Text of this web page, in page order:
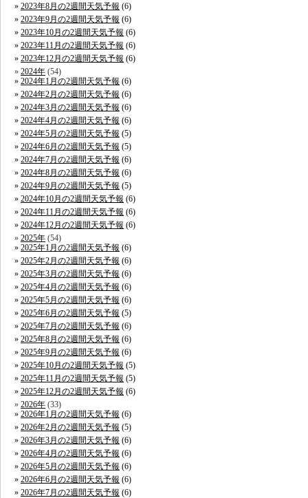
2023年8月の2週間天気予報 (6)
2023年9月の2週間天気予報 (6)
2023年10月の2週間天気予報 (6)
2023年11月の2週間天気予報 (6)
2023年12月の2週間天気予報 (6)
2024年 (54)
2024年1月の2週間天気予報 (6)
2024年2月の2週間天気予報 (6)
2024年3月の2週間天気予報 (6)
2024年4月の2週間天気予報 (6)
2024年5月の2週間天気予報 (5)
2024年6月の2週間天気予報 (5)
2024年7月の2週間天気予報 (6)
2024年8月の2週間天気予報 (6)
2024年9月の2週間天気予報 (5)
2024年10月の2週間天気予報 (6)
2024年11月の2週間天気予報 (6)
2024年12月の2週間天気予報 (6)
2025年 (54)
2025年1月の2週間天気予報 (6)
2025年2月の2週間天気予報 (6)
2025年3月の2週間天気予報 (6)
2025年4月の2週間天気予報 (6)
2025年5月の2週間天気予報 (6)
2025年6月の2週間天気予報 (5)
2025年7月の2週間天気予報 (6)
2025年8月の2週間天気予報 (6)
2025年9月の2週間天気予報 (6)
2025年10月の2週間天気予報 (5)
2025年11月の2週間天気予報 (5)
2025年12月の2週間天気予報 (6)
2026年 (33)
2026年1月の2週間天気予報 (6)
2026年2月の2週間天気予報 (5)
2026年3月の2週間天気予報 (6)
2026年4月の2週間天気予報 (6)
2026年5月の2週間天気予報 (6)
2026年6月の2週間天気予報 (6)
2026年7月の2週間天気予報 (6)